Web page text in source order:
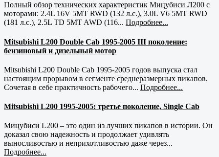
Полный обзор технических характеристик Мицубиси Л200 с
моторами: 2.4L 16V 5MT RWD (132 л.с.), 3.0L V6 5MT RWD
(181 л.с.), 2.5L TD 5MT AWD (116... Подробнее...
Mitsubishi L200 Double Cab 1995-2005 III поколение:
бензиновый и дизельный мотор
Mitsubishi L200 Double Cab 1995-2005 годов выпуска стал
настоящим прорывом в сегменте среднеразмерных пикапов.
Сочетая в себе практичность рабочего... Подробнее...
Mitsubishi L200 1995-2005: третье поколение, Single Cab
Мицубиси L200 – это один из лучших пикапов в истории. Он
доказал свою надежность и продолжает удивлять
выносливостью и неприхотливостью даже через...
Подробнее...